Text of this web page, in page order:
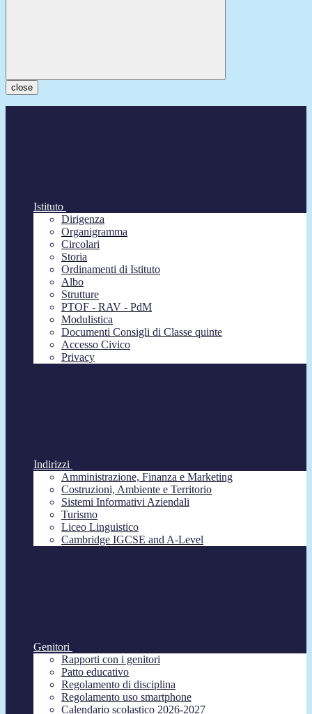
close
Istituto
Dirigenza
Organigramma
Circolari
Storia
Ordinamenti di Istituto
Albo
Strutture
PTOF - RAV - PdM
Modulistica
Documenti Consigli di Classe quinte
Accesso Civico
Privacy
Indirizzi
Amministrazione, Finanza e Marketing
Costruzioni, Ambiente e Territorio
Sistemi Informativi Aziendali
Turismo
Liceo Linguistico
Cambridge IGCSE and A-Level
Genitori
Rapporti con i genitori
Patto educativo
Regolamento di disciplina
Regolamento uso smartphone
Calendario scolastico 2026-2027